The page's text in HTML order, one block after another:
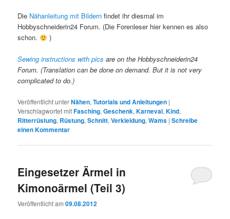
Die Nähanleitung mit Bildern findet ihr diesmal im
Hobbyschneiderin24 Forum. (Die Forenleser hier kennen es also
schon.
)
Sewing instructions with pics are on the Hobbyschneiderin24
Forum. (Translation can be done on demand. But it is not very
complicated to do.)
Veröffentlicht unterNähen,Tutorials und Anleitungen |
Verschlagwortet mitFasching,Geschenk,Karneval,Kind,
Ritterrüstung, Rüstung,Schnitt,Verkleidung,Wams |Schreibe
einen Kommentar
Eingesetzer Ärmel in
Kimonoärmel (Teil 3)
Veröffentlicht am09.08.2012